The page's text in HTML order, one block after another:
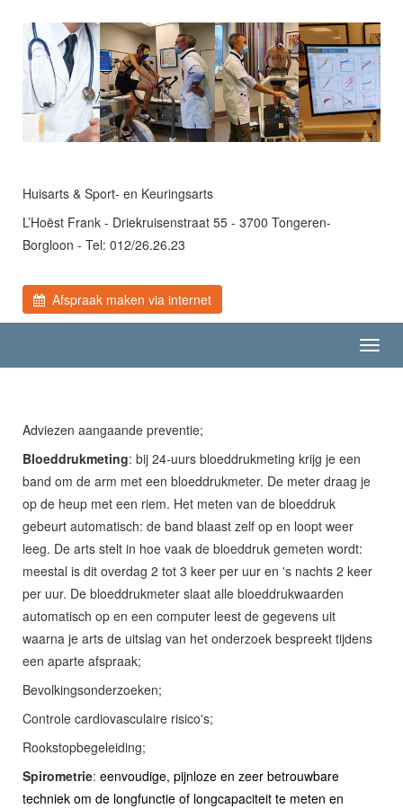
Huisarts & Sport- en Keuringsarts
L’Hoëst Frank - Driekruisenstraat 55 - 3700 Tongeren-
Borgloon - Tel: 012/26.26.23
Afspraak maken via internet
Adviezen aangaande preventie;
Bloeddrukmeting: bij 24-uurs bloeddrukmeting krijg je een
band om de arm met een bloeddrukmeter. De meter draag je
op de heup met een riem. Het meten van de bloeddruk
gebeurt automatisch: de band blaast zelf op en loopt weer
leeg. De arts stelt in hoe vaak de bloeddruk gemeten wordt:
meestal is dit overdag 2 tot 3 keer per uur en 's nachts 2 keer
per uur. De bloeddrukmeter slaat alle bloeddrukwaarden
automatisch op en een computer leest de gegevens uit
waarna je arts de uitslag van het onderzoek bespreekt tijdens
een aparte afspraak;
Bevolkingsonderzoeken;
Controle cardiovasculaire risico's;
Rookstopbegeleiding;
Spirometrie: eenvoudige, pijnloze en zeer betrouwbare
techniek om de longfunctie of longcapaciteit te meten en